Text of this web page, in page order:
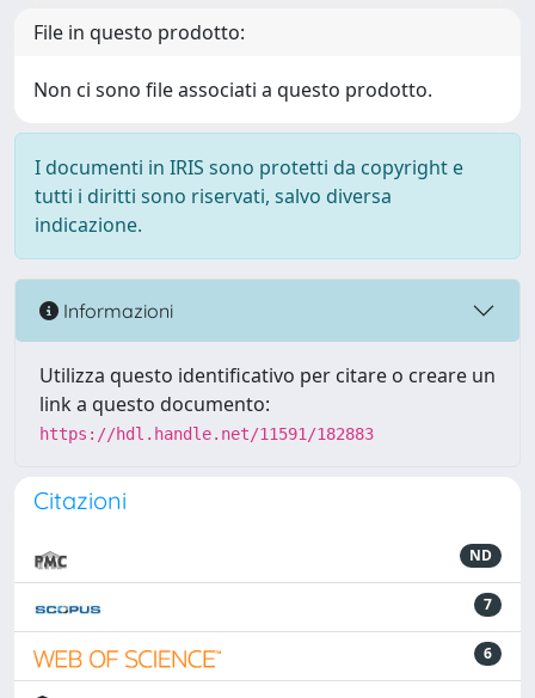
File in questo prodotto:
Non ci sono file associati a questo prodotto.
I documenti in IRIS sono protetti da copyright e
tutti i diritti sono riservati, salvo diversa
indicazione.
Informazioni
Utilizza questo identificativo per citare o creare un
link a questo documento:
https://hdl.handle.net/11591/182883
Citazioni
ND
7
6